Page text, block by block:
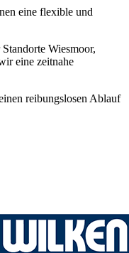
eine flexible und
Wiesmoor,
eine zeitnahe
reibungslosen Ablauf